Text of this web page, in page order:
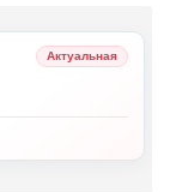
Актуальная